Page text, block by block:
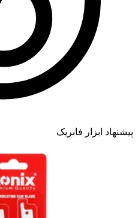
پیشنهاد ابزار فابریک